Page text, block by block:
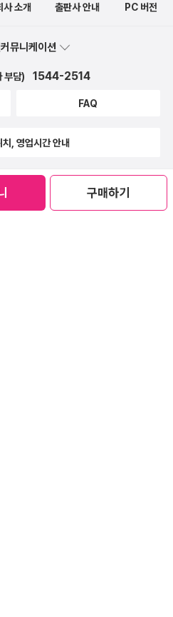
구매하기
는 그 시간의 길이가 10분인 적도
로 체감하게 됩니다. 뭐든 늘 있다
좋다는 것은 알지만, 근데, 도대체
지갑과 통장의 잔금이라고 생각하
모릅니다. 시간과 돈이 무슨 상관?
한 자원이라는 것을 생각해볼 수
지만 시간은 돈과 비교할 수는 없는
때가 있어요. 봄이 되면서 꽃이 피
사 소개 출판사 안내 PC 버전
뮤니케이션
부담) 1544-2514
FAQ
, 영업시간 안내